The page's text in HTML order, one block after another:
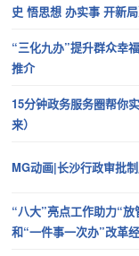
史 悟思想 办实事 开新局
“三化九办”提升群众幸
推介
15分钟政务服务圈帮你
来）
MG动画|长沙行政审批
“八大”亮点工作助力“
和“一件事一次办”改革